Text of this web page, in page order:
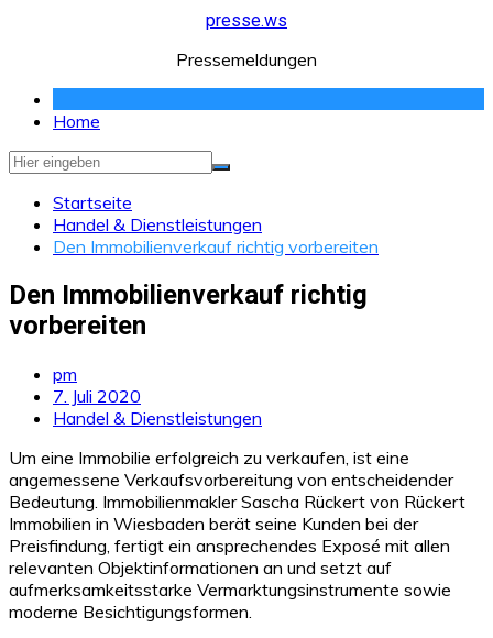
presse.ws
Pressemeldungen
Home
Startseite
Handel & Dienstleistungen
Den Immobilienverkauf richtig vorbereiten
Den Immobilienverkauf richtig
vorbereiten
pm
7. Juli 2020
Handel & Dienstleistungen
Um eine Immobilie erfolgreich zu verkaufen, ist eine
angemessene Verkaufsvorbereitung von entscheidender
Bedeutung. Immobilienmakler Sascha Rückert von Rückert
Immobilien in Wiesbaden berät seine Kunden bei der
Preisfindung, fertigt ein ansprechendes Exposé mit allen
relevanten Objektinformationen an und setzt auf
aufmerksamkeitsstarke Vermarktungsinstrumente sowie
moderne Besichtigungsformen.